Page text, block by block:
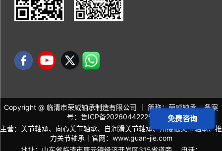
免费咨询
Copyright @ 临清市荣威轴承制造有限公司 ｜ 简称：荣威轴承 备案
号： 鲁ICP备2026044222号
主营：关节轴承、向心关节轴承、自润滑关节轴承、角接触关节轴承、推
力关节轴承｜官网： www.guan-jie.com